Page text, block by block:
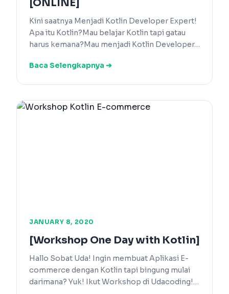
[ONLINE]
Kini saatnya Menjadi Kotlin Developer Expert!
Apa itu Kotlin?Mau belajar Kotlin tapi gatau
harus kemana?Mau menjadi Kotlin Developer…
Baca Selengkapnya ➔
JANUARY 8, 2020
[Workshop One Day with Kotlin]
Hallo Sobat Uda! Ingin membuat Aplikasi E-
commerce dengan Kotlin tapi bingung mulai
darimana? Yuk! Ikut Workshop di Udacoding!…